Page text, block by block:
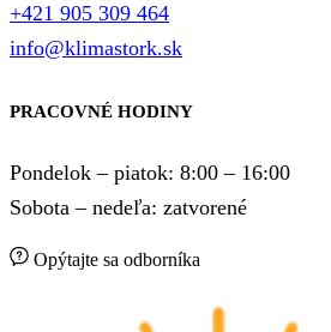
+421 905 309 464
info@klimastork.sk
PRACOVNÉ HODINY
Pondelok – piatok: 8:00 – 16:00
Sobota – nedeľa: zatvorené
Opýtajte sa odborníka